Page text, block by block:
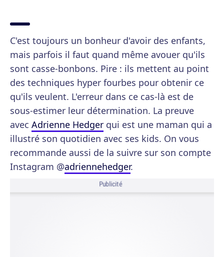
C'est toujours un bonheur d'avoir des enfants,
mais parfois il faut quand même avouer qu'ils
sont casse-bonbons. Pire : ils mettent au point
des techniques hyper fourbes pour obtenir ce
qu'ils veulent. L'erreur dans ce cas-là est de
sous-estimer leur détermination. La preuve
avec Adrienne Hedger qui est une maman qui a
illustré son quotidien avec ses kids. On vous
recommande aussi de la suivre sur son compte
Instagram @adriennehedger.
Publicité